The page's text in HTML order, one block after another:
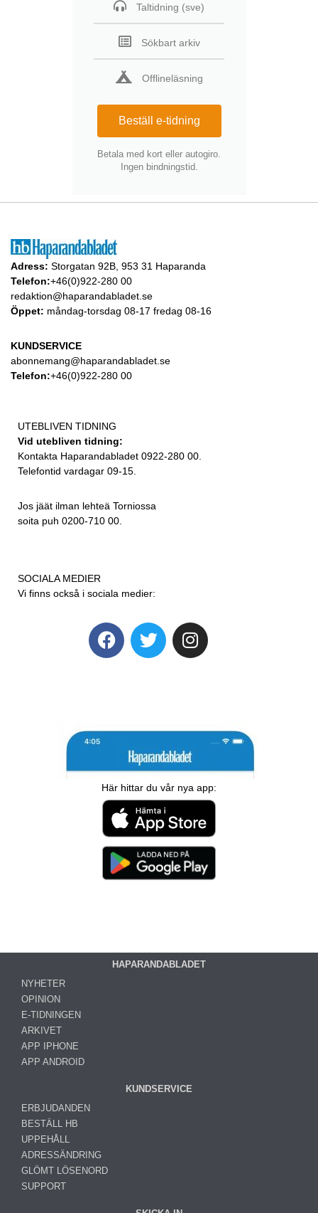
Taltidning (sve)
Sökbart arkiv
Offlineläsning
Beställ e-tidning
Betala med kort eller autogiro.
Ingen bindningstid.
Adress: Storgatan 92B, 953 31 Haparanda
Telefon:+46(0)922-280 00
redaktion@haparandabladet.se
Öppet: måndag-torsdag 08-17 fredag 08-16
KUNDSERVICE
abonnemang@haparandabladet.se
Telefon:+46(0)922-280 00
UTEBLIVEN TIDNING
Vid utebliven tidning:
Kontakta Haparandabladet 0922-280 00.
Telefontid vardagar 09-15.
Jos jäät ilman lehteä Torniossa
soita puh 0200-710 00.
SOCIALA MEDIER
Vi finns också i sociala medier:
Här hittar du vår nya app:
HAPARANDABLADET
NYHETER
OPINION
E-TIDNINGEN
ARKIVET
APP IPHONE
APP ANDROID
KUNDSERVICE
ERBJUDANDEN
BESTÄLL HB
UPPEHÅLL
ADRESSÄNDRING
GLÖMT LÖSENORD
SUPPORT